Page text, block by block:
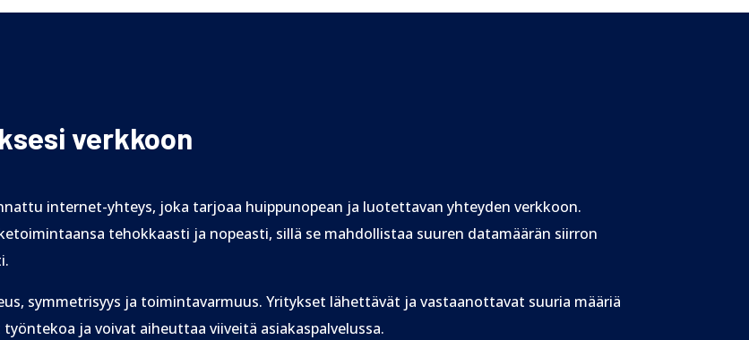
verkkoon
internet-yhteys, joka tarjoaa huippunopean ja luotettavan yhteyden verkkoon.
tehokkaasti ja nopeasti, sillä se mahdollistaa suuren datamäärän siirron
symmetrisyys ja toimintavarmuus. Yritykset lähettävät ja vastaanottavat suuria määriä
ja voivat aiheuttaa viiveitä asiakaspalvelussa.